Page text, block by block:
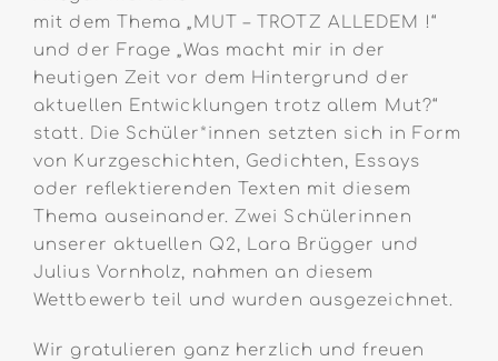
mit dem Thema „MUT – TROTZ ALLEDEM !“
und der Frage „Was macht mir in der
heutigen Zeit vor dem Hintergrund der
aktuellen Entwicklungen trotz allem Mut?“
statt. Die Schüler*innen setzten sich in Form
von Kurzgeschichten, Gedichten, Essays
oder reflektierenden Texten mit diesem
Thema auseinander. Zwei Schülerinnen
unserer aktuellen Q2, Lara Brügger und
Julius Vornholz, nahmen an diesem
Wettbewerb teil und wurden ausgezeichnet.
Wir gratulieren ganz herzlich und freuen